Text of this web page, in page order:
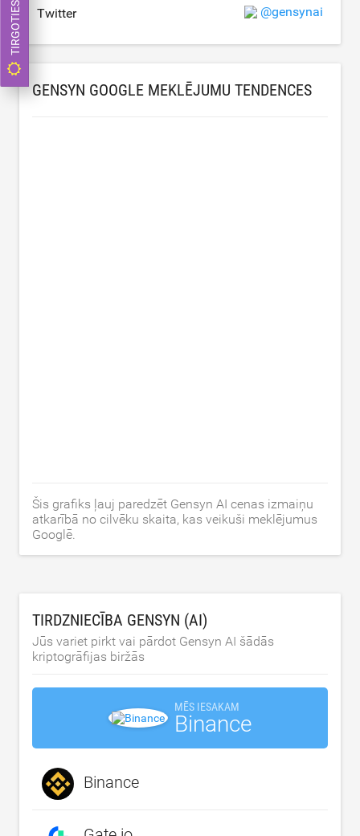
Twitter @gensynai
GENSYN GOOGLE MEKLĒJUMU TENDENCES
Šis grafiks ļauj paredzēt Gensyn AI cenas izmaiņu
atkarībā no cilvēku skaita, kas veikuši meklējumus
Googlē.
TIRDZNIECĪBA GENSYN (AI)
Jūs variet pirkt vai pārdot Gensyn AI šādās
kriptogrāfijas biržās
MĒS IESAKAM
Binance
Binance